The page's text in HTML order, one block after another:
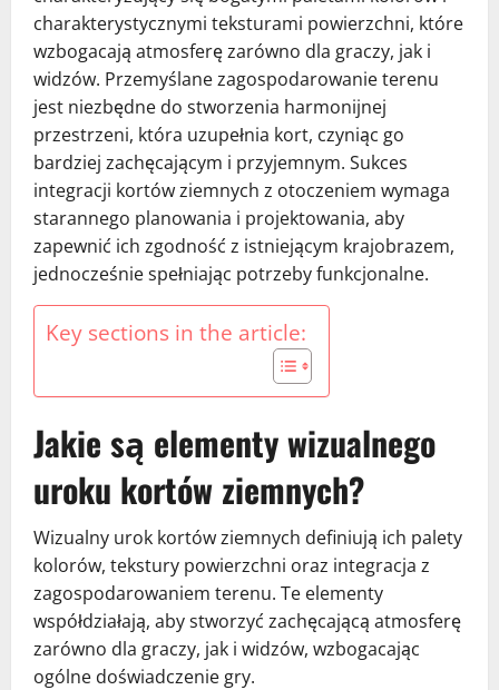
charakterystycznymi teksturami powierzchni, które
wzbogacają atmosferę zarówno dla graczy, jak i
widzów. Przemyślane zagospodarowanie terenu
jest niezbędne do stworzenia harmonijnej
przestrzeni, która uzupełnia kort, czyniąc go
bardziej zachęcającym i przyjemnym. Sukces
integracji kortów ziemnych z otoczeniem wymaga
starannego planowania i projektowania, aby
zapewnić ich zgodność z istniejącym krajobrazem,
jednocześnie spełniając potrzeby funkcjonalne.
Key sections in the article:
Jakie są elementy wizualnego
uroku kortów ziemnych?
Wizualny urok kortów ziemnych definiują ich palety
kolorów, tekstury powierzchni oraz integracja z
zagospodarowaniem terenu. Te elementy
współdziałają, aby stworzyć zachęcającą atmosferę
zarówno dla graczy, jak i widzów, wzbogacając
ogólne doświadczenie gry.